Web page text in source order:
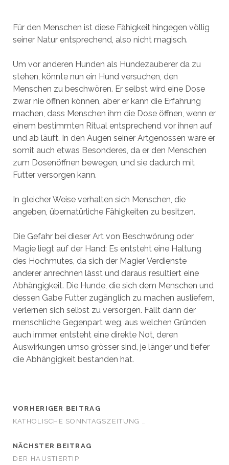
Für den Menschen ist diese Fähigkeit hingegen völlig
seiner Natur entsprechend, also nicht magisch.
Um vor anderen Hunden als Hundezauberer da zu
stehen, könnte nun ein Hund versuchen, den
Menschen zu beschwören. Er selbst wird eine Dose
zwar nie öffnen können, aber er kann die Erfahrung
machen, dass Menschen ihm die Dose öffnen, wenn er
einem bestimmten Ritual entsprechend vor ihnen auf
und ab läuft. In den Augen seiner Artgenossen wäre er
somit auch etwas Besonderes, da er den Menschen
zum Dosenöffnen bewegen, und sie dadurch mit
Futter versorgen kann.
In gleicher Weise verhalten sich Menschen, die
angeben, übernatürliche Fähigkeiten zu besitzen.
Die Gefahr bei dieser Art von Beschwörung oder
Magie liegt auf der Hand: Es entsteht eine Haltung
des Hochmutes, da sich der Magier Verdienste
anderer anrechnen lässt und daraus resultiert eine
Abhängigkeit. Die Hunde, die sich dem Menschen und
dessen Gabe Futter zugänglich zu machen ausliefern,
verlernen sich selbst zu versorgen. Fällt dann der
menschliche Gegenpart weg, aus welchen Gründen
auch immer, entsteht eine direkte Not, deren
Auswirkungen umso grösser sind, je länger und tiefer
die Abhängigkeit bestanden hat.
VORHERIGER BEITRAG
KATHOLISCHE SONNTAGSZEITUNG …
NÄCHSTER BEITRAG
DER HAUSTIERTIP